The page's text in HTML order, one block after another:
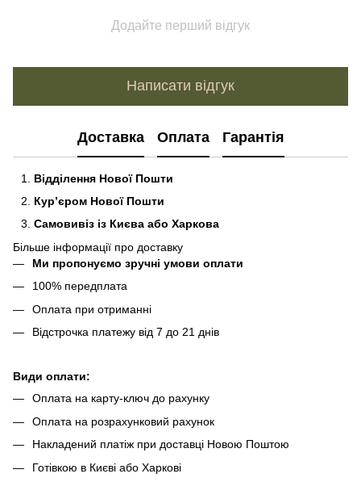
Додайте перший відгук
Написати відгук
Доставка Оплата Гарантія
Відділення Нової Пошти
Кур’єром Нової Пошти
Самовивіз із Києва або Харкова
Більше інформації про доставку
Ми пропонуємо зручні умови оплати
100% передплата
Оплата при отриманні
Відстрочка платежу від 7 до 21 днів
Види оплати:
Оплата на карту-ключ до рахунку
Оплата на розрахунковий рахунок
Накладений платіж при доставці Новою Поштою
Готівкою в Києві або Харкові